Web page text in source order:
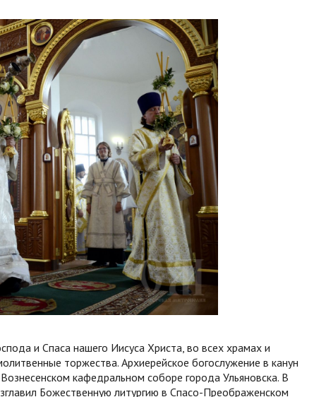
и Спаса нашего Иисуса Христа, во всех храмах и
торжества. Архиерейское богослужение в канун
кафедральном соборе города Ульяновска. В
Божественную литургию в Спасо-Преображенском